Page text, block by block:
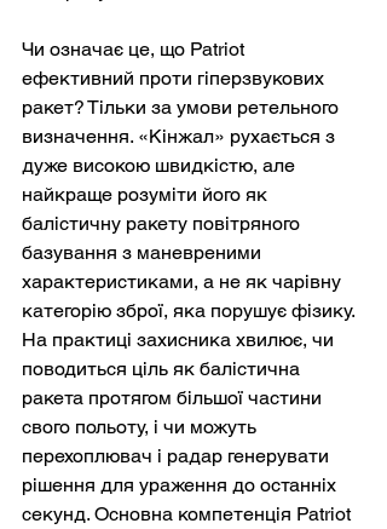
Чи означає це, що Patriot
ефективний проти гіперзвукових
ракет? Тільки за умови ретельного
визначення. «Кінжал» рухається з
дуже високою швидкістю, але
найкраще розуміти його як
балістичну ракету повітряного
базування з маневреними
характеристиками, а не як чарівну
категорію зброї, яка порушує фізику.
На практиці захисника хвилює, чи
поводиться ціль як балістична
ракета протягом більшої частини
свого польоту, і чи можуть
перехоплювач і радар генерувати
рішення для ураження до останніх
секунд. Основна компетенція Patriot